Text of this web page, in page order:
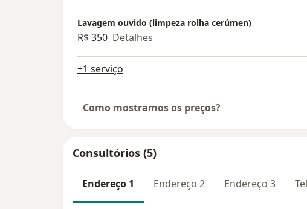
Lavagem ouvido (limpeza rolha cerúmen)
R$ 350 Detalhes
+1 serviço
Como mostramos os preços?
Consultórios (5)
Endereço 1 Endereço 2 Endereço 3